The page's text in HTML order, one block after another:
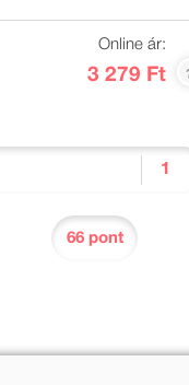
Online ár:
3 279 Ft
66 pont